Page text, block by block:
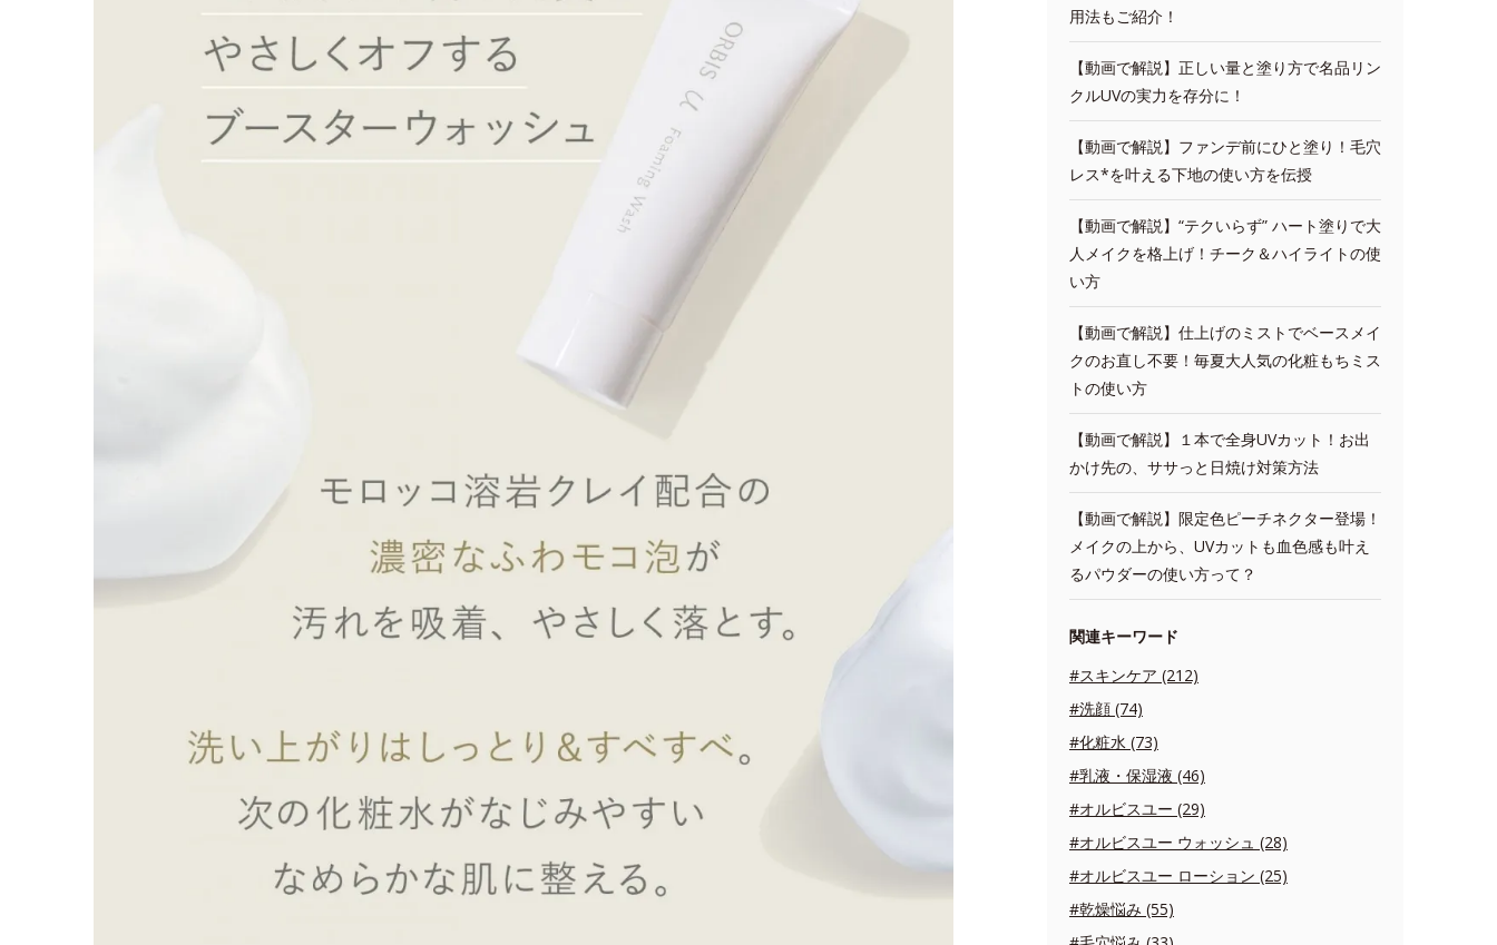
用法もご紹介！
【動画で解説】正しい量と塗り方で名品リン
クルUVの実力を存分に！
【動画で解説】ファンデ前にひと塗り！毛穴
レス*を叶える下地の使い方を伝授
【動画で解説】“テクいらず” ハート塗りで大
人メイクを格上げ！チーク＆ハイライトの使
い方
【動画で解説】仕上げのミストでベースメイ
クのお直し不要！毎夏大人気の化粧もちミス
トの使い方
【動画で解説】１本で全身UVカット！お出
かけ先の、ササっと日焼け対策方法
【動画で解説】限定色ピーチネクター登場！
メイクの上から、UVカットも血色感も叶え
るパウダーの使い方って？
関連キーワード
#スキンケア (212)
#洗顔 (74)
#化粧水 (73)
#乳液・保湿液 (46)
#オルビスユー (29)
#オルビスユー ウォッシュ (28)
#オルビスユー ローション (25)
#乾燥悩み (55)